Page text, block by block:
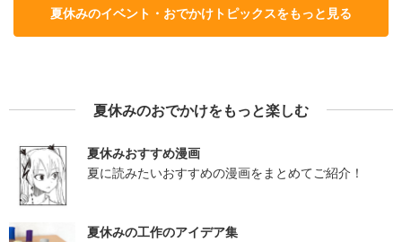
夏休みのイベント・おでかけトピックスをもっと見る
夏休みのおでかけをもっと楽しむ
夏休みおすすめ漫画
夏に読みたいおすすめの漫画をまとめてご紹介！
夏休みの工作のアイデア集